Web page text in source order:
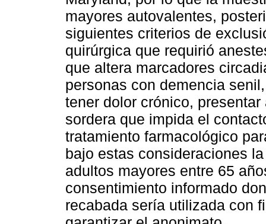
mayores autovalentes,
siguientes criterios de
quirúrgica que requirió
que altera marcadores
personas con demencia
tener dolor crónico,
sordera que impida el
tratamiento farmacológico
bajo estas consideraciones
adultos mayores entre 65
consentimiento informado
recabada sería utilizada con